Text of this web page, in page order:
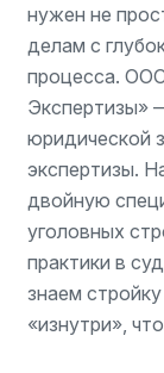
нужен не
делам с
процесса.
Экспертизы»
юридической
экспертизы.
двойную
уголовных
практики в
знаем
«изнутри»,